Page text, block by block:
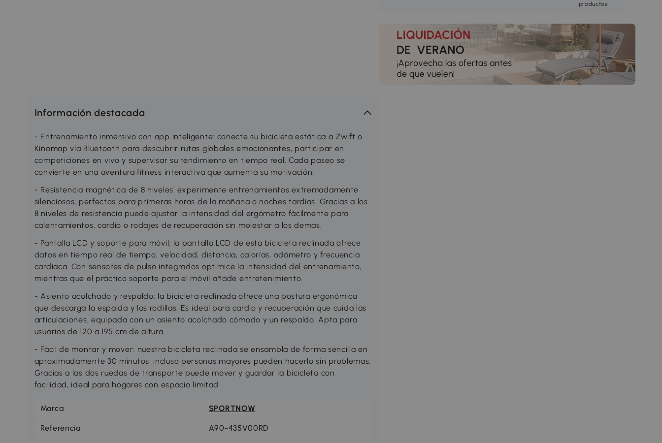
productos
Información destacada
- Entrenamiento inmersivo con app inteligente: conecte su bicicleta estática a Zwift o
Kinomap vía Bluetooth para descubrir rutas globales emocionantes, participar en
competiciones en vivo y supervisar su rendimiento en tiempo real. Cada paseo se
convierte en una aventura fitness interactiva que aumenta su motivación.
- Resistencia magnética de 8 niveles: experimente entrenamientos extremadamente
silenciosos, perfectos para primeras horas de la mañana o noches tardías. Gracias a los
8 niveles de resistencia puede ajustar la intensidad del ergómetro fácilmente para
calentamientos, cardio o rodajes de recuperación sin molestar a los demás.
- Pantalla LCD y soporte para móvil: la pantalla LCD de esta bicicleta reclinada ofrece
datos en tiempo real de tiempo, velocidad, distancia, calorías, odómetro y frecuencia
cardíaca. Con sensores de pulso integrados optimice la intensidad del entrenamiento,
mientras que el práctico soporte para el móvil añade entretenimiento.
- Asiento acolchado y respaldo: la bicicleta reclinada ofrece una postura ergonómica
que descarga la espalda y las rodillas. Es ideal para cardio y recuperación que cuida las
articulaciones, equipada con un asiento acolchado cómodo y un respaldo. Apta para
usuarios de 120 a 195 cm de altura.
- Fácil de montar y mover: nuestra bicicleta reclinada se ensambla de forma sencilla en
aproximadamente 30 minutos; incluso personas mayores pueden hacerlo sin problemas.
Gracias a las dos ruedas de transporte puede mover y guardar la bicicleta con
facilidad, ideal para hogares con espacio limitad
Marca SPORTNOW
Referencia A90-435V00RD